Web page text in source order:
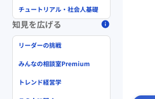
チュートリアル・社会人基礎
知見を広げる
リーダーの挑戦
みんなの相談室Premium
トレンド経営学